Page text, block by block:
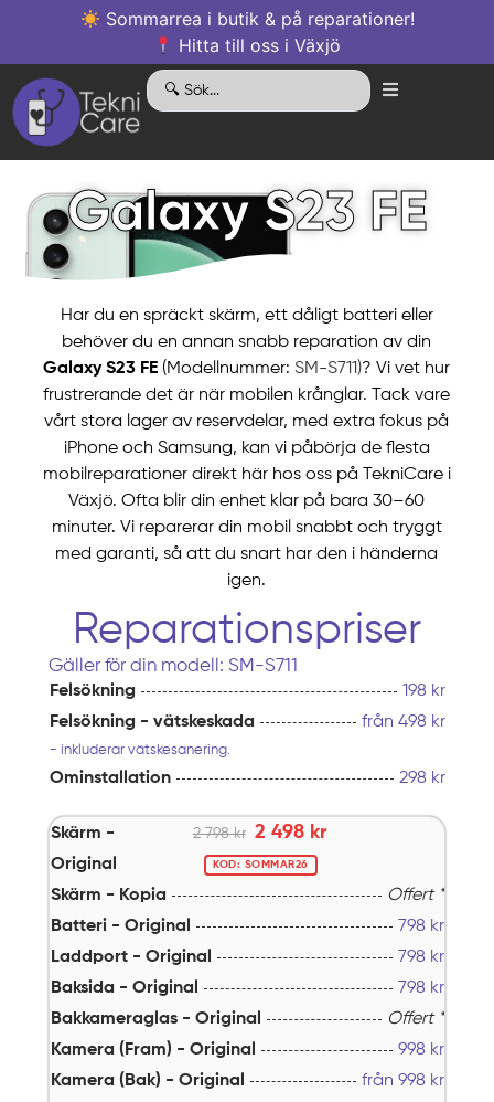
Sommarrea i butik & på reparationer!
Hitta till oss i Växjö
Galaxy S23 FE
Har du en spräckt skärm, ett dåligt batteri eller
behöver du en annan snabb reparation av din
Galaxy S23 FE (Modellnummer:SM-S711)? Vi vet hur
frustrerande det är när mobilen krånglar. Tack vare
vårt stora lager av reservdelar, med extra fokus på
iPhone och Samsung, kan vi påbörja de flesta
mobilreparationer direkt här hos oss på TekniCare i
Växjö. Ofta blir din enhet klar på bara 30–60
minuter. Vi reparerar din mobil snabbt och tryggt
med garanti, så att du snart har den i händerna
igen.
Reparationspriser
Gäller för din modell: SM-S711
Felsökning
198 kr
Felsökning - vätskeskada
från 498 kr
- inkluderar vätskesanering.
Ominstallation 298 kr
Skärm -
Original
2 798 kr 2 498 kr
KOD: SOMMAR26
Skärm - Kopia
Offert *
Batteri - Original
798 kr
Laddport - Original
798 kr
Baksida - Original
798 kr
Bakkameraglas - Original
Offert *
Kamera (Fram) - Original
998 kr
Kamera (Bak) - Original
från998 kr